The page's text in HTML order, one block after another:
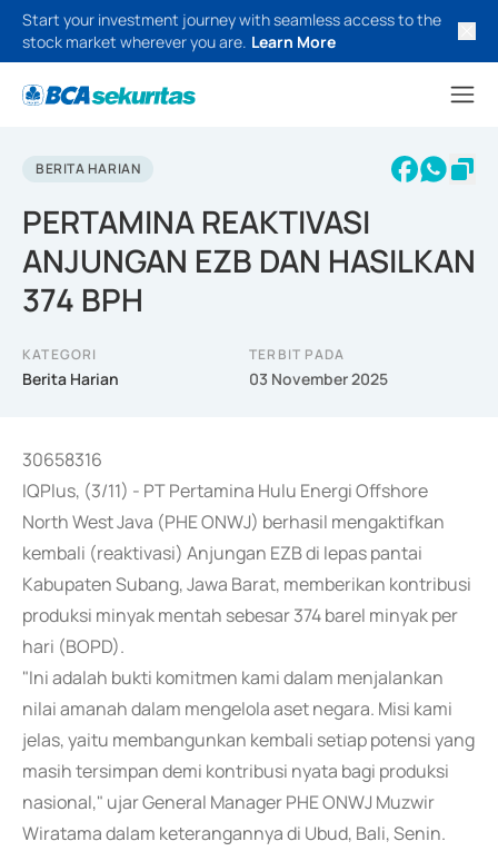
Start your investment journey with seamless access to the
stock market wherever you are. Learn More
BERITA HARIAN
PERTAMINA REAKTIVASI
ANJUNGAN EZB DAN HASILKAN
374 BPH
KATEGORI
Berita Harian
TERBIT PADA
03 November 2025
30658316
IQPlus, (3/11) - PT Pertamina Hulu Energi Offshore
North West Java (PHE ONWJ) berhasil mengaktifkan
kembali (reaktivasi) Anjungan EZB di lepas pantai
Kabupaten Subang, Jawa Barat, memberikan kontribusi
produksi minyak mentah sebesar 374 barel minyak per
hari (BOPD).
"Ini adalah bukti komitmen kami dalam menjalankan
nilai amanah dalam mengelola aset negara. Misi kami
jelas, yaitu membangunkan kembali setiap potensi yang
masih tersimpan demi kontribusi nyata bagi produksi
nasional," ujar General Manager PHE ONWJ Muzwir
Wiratama dalam keterangannya di Ubud, Bali, Senin.